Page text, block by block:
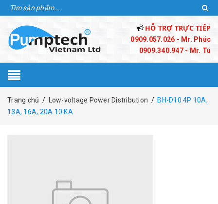
HỖ TRỢ TRỰC TIẾP
0909.057.026 - Mr. Phúc
0909.340.947 - Mr. Tú
Trang chủ / Low-voltage Power Distribution / BH-D10 4P 10A,
13A, 16A, 20A 10 KA